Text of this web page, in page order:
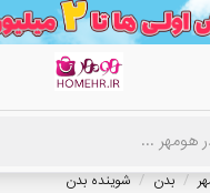
/ بدن / شوینده بدن